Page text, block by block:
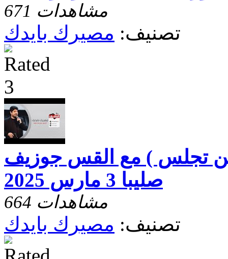
671 مشاهدات
تصنيف: مصيرك بايدك
تجلس ) مع القس جوزيف
صليبا 3 مارس 2025
664 مشاهدات
تصنيف: مصيرك بايدك